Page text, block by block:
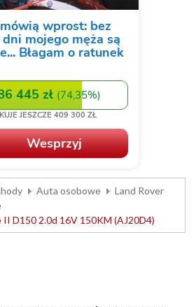
Auta osobowe
Land Rover
II D150 2.0d 16V 150KM (AJ20D4)